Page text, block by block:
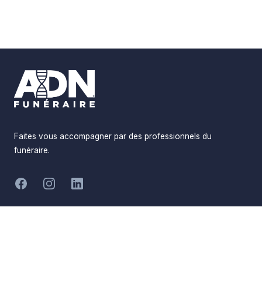
Informations
Footer
Faites vous accompagner par des professionnels du
funéraire.
FacebookInstagramLinkedIn